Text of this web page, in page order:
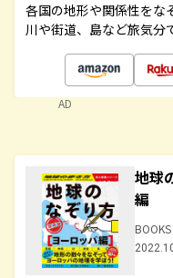
各国の地形や関係性をな
川や街道、島など旅気分
AD
地球
編